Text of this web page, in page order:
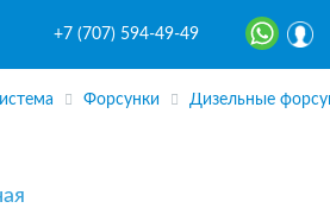
+7 (707) 594-49-49
Форсунки Дизельные